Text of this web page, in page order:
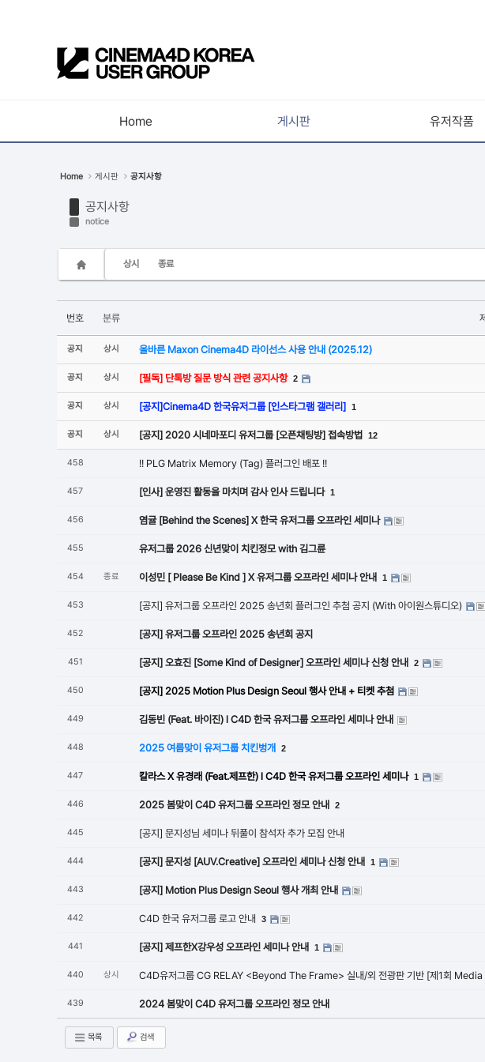
Home 게시판
유저그룹세미나
유저작품
Home 게시판 공지사항
공지사항
notice
상시 종료
번호 분류
공지 상시 올바른 Maxon Cinema4D 라이선스 사용 안내 (2025.12)
공지 상시 [필독] 단톡방 질문 방식 관련 공지사항 2
공지 상시 [공지]Cinema4D 한국유저그룹 [인스타그램 갤러리] 1
공지 상시 [공지] 2020 시네마포디 유저그룹 [오픈채팅방] 접속방법 12
458 !! PLG Matrix Memory (Tag) 플러그인 배포 !!
457 [인사] 운영진 활동을 마치며 감사 인사 드립니다 1
456 염귤 [Behind the Scenes] X 한국 유저그룹 오프라인 세미나
455 유저그룹 2026 신년맞이 치킨정모 with 김그륜
454 종료 이성민 [ Please Be Kind ] X 유저그룹 오프라인 세미나 안내 1
453 [공지] 유저그룹 오프라인 2025 송년회 플러그인 추첨 공지 (With 아이원스튜디오)
452 [공지] 유저그룹 오프라인 2025 송년회 공지
451 [공지] 오효진 [Some Kind of Designer] 오프라인 세미나 신청 안내 2
450 [공지] 2025 Motion Plus Design Seoul 행사 안내 + 티켓 추첨
449 김동빈 (Feat. 바이진) l C4D 한국 유저그룹 오프라인 세미나 안내
448 2025 여름맞이 유저그룹 치킨벙개 2
447 칼라스 X 유경래 (Feat.제프한) l C4D 한국 유저그룹 오프라인 세미나 1
446 2025 봄맞이 C4D 유저그룹 오프라인 정모 안내 2
445 [공지] 문지성님 세미나 뒤풀이 참석자 추가 모집 안내
444 [공지] 문지성 [AUV.Creative] 오프라인 세미나 신청 안내 1
443 [공지] Motion Plus Design Seoul 행사 개최 안내
442 C4D 한국 유저그룹 로고 안내 3
441 [공지] 제프한X강우성 오프라인 세미나 안내 1
440 상시 C4D유저그룹 CG RELAY <Beyond The Frame> 실내/외 전광판 기반 [제1회
439 2024 봄맞이 C4D 유저그룹 오프라인 정모 안내
목록 검색
Sketchbook5, 스케치북5
Sketchbook5, 스케치북5